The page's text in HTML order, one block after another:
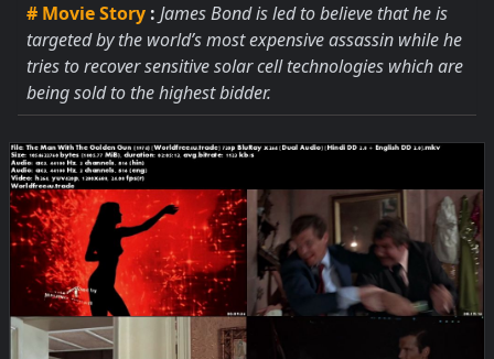
# Movie Story : James Bond is led to believe that he is
targeted by the world’s most expensive assassin while he
tries to recover sensitive solar cell technologies which are
being sold to the highest bidder.